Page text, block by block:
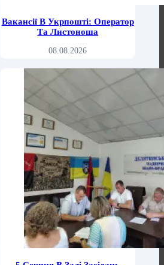
Вакансії В Укрпошті: Оператор
Та Листоноша
08.08.2026